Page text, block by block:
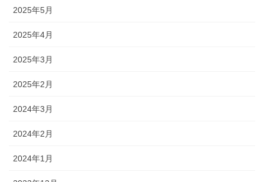
2025年5月
2025年4月
2025年3月
2025年2月
2024年3月
2024年2月
2024年1月